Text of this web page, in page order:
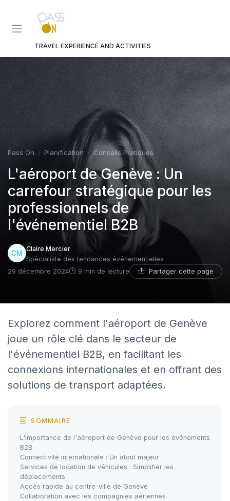
TRAVEL EXPERIENCE AND ACTIVITIES
Pass On Planification Conseils Pratiques
L'aéroport de Genève : Un
carrefour stratégique pour les
professionnels de
l'événementiel B2B
Claire Mercier
Spécialiste des tendances événementielles
29 décembre 2024
9 min de lecture Partager cette page
Explorez comment l'aéroport de Genève
joue un rôle clé dans le secteur de
l'événementiel B2B, en facilitant les
connexions internationales et en offrant des
solutions de transport adaptées.
SOMMAIRE
L'importance de l'aéroport de Genève pour les événements
B2B
Connectivité internationale : Un atout majeur
Services de location de véhicules : Simplifier les
déplacements
Accès rapide au centre-ville de Genève
Collaboration avec les compagnies aériennes